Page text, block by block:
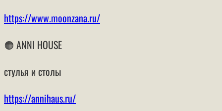
https://www.moonzana.ru/
🟠 ANNI HOUSE
стулья и столы
https://annihaus.ru/